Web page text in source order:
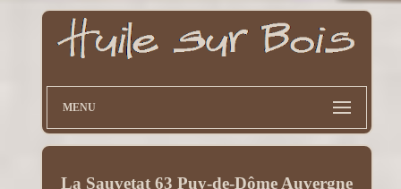
MENU
La Sauvetat 63 Puy-de-Dôme Auvergne